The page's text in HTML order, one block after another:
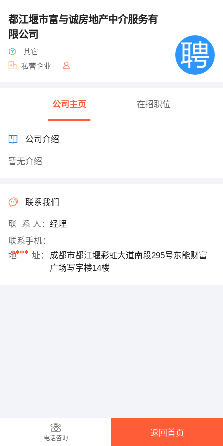
都江堰市富与诚房地产中介服务有
限公司
其它
私营企业
公司主页 在招职位
公司介绍
暂无介绍
联系我们
联 系 人： 经理
联系手机：
****
地 址：
成都市都江堰彩虹大道南段295号东能财富
广场写字楼14楼
电话咨询
返回首页